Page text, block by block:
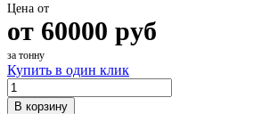
Цена от
от 60000 руб
за тонну
Купить в один клик
В корзину